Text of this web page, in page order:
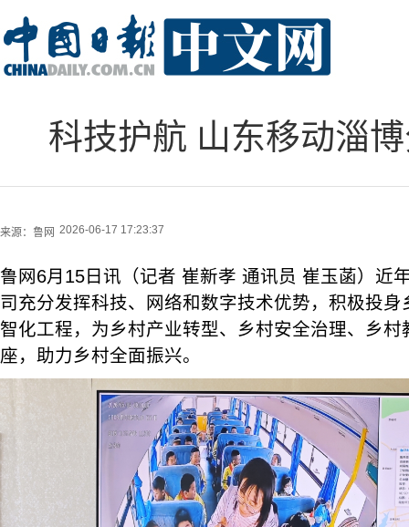
科技护航 山东移动淄
来源： 鲁网 2026-06-17 17:23:37
鲁网6月15日讯（记者 崔新孝 通讯员 崔玉菡）近
司充分发挥科技、网络和数字技术优势，积极投
智化工程，为乡村产业转型、乡村安全治理、乡
座，助力乡村全面振兴。